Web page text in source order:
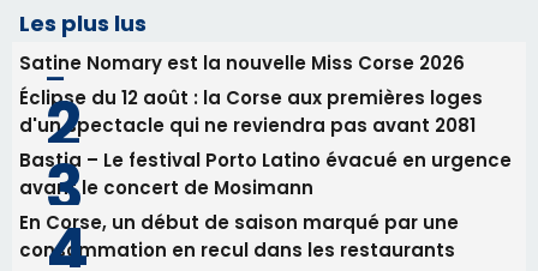
Les plus lus
Satine Nomary est la nouvelle Miss Corse 2026
Éclipse du 12 août : la Corse aux premières loges
d'un spectacle qui ne reviendra pas avant 2081
Bastia – Le festival Porto Latino évacué en urgence
avant le concert de Mosimann
En Corse, un début de saison marqué par une
consommation en recul dans les restaurants